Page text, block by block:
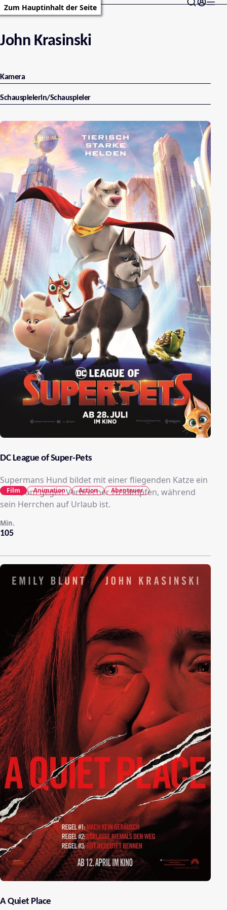
Zum Hauptinhalt der Seite
John Krasinski
Kamera
Schauspielerin/Schauspieler
DC League of Super-Pets
Supermans Hund bildet mit einer fliegenden Katze ein
Team, um gegen Verbrecher zu kämpfen, während
sein Herrchen auf Urlaub ist.
105
Min.
Film Animation Action Abenteuer
A Quiet Place